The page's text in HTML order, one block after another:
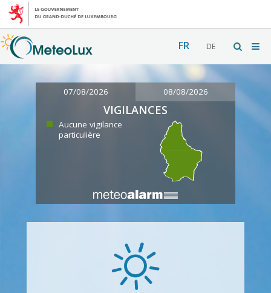
FR DE
07/08/2026 08/08/2026
VIGILANCES
Aucune vigilance
particulière